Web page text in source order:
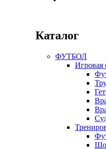
Каталог
ФУТБОЛ
Игровая